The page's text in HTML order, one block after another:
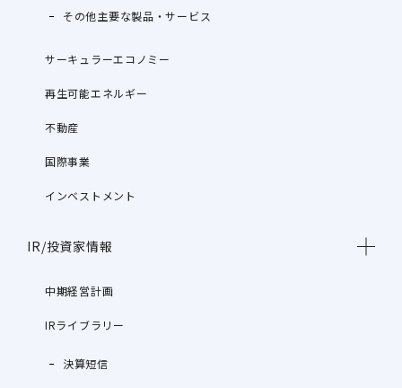
その他主要な製品・サービス
サーキュラーエコノミー
再生可能エネルギー
不動産
国際事業
インベストメント
IR/投資家情報
中期経営計画
IRライブラリー
決算短信